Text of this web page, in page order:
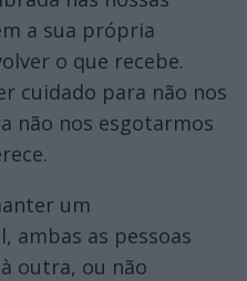
a sua própria
o que recebe.
cuidado para não nos
não nos esgotarmos
um
ambas as pessoas
outra, ou não